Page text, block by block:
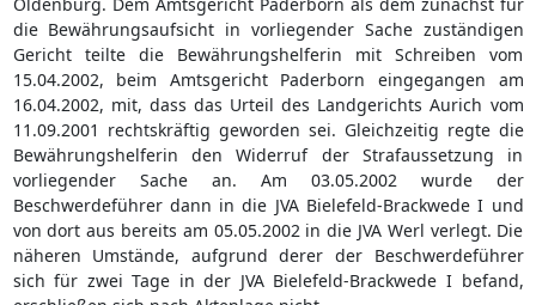
die Bewährungsaufsicht in vorliegender Sache zuständigen
Gericht teilte die Bewährungshelferin mit Schreiben vom
15.04.2002, beim Amtsgericht Paderborn eingegangen am
16.04.2002, mit, dass das Urteil des Landgerichts Aurich vom
11.09.2001 rechtskräftig geworden sei. Gleichzeitig regte die
Bewährungshelferin den Widerruf der Strafaussetzung in
vorliegender Sache an. Am 03.05.2002 wurde der
Beschwerdeführer dann in die JVA Bielefeld-Brackwede I und
von dort aus bereits am 05.05.2002 in die JVA Werl verlegt. Die
näheren Umstände, aufgrund derer der Beschwerdeführer
sich für zwei Tage in der JVA Bielefeld-Brackwede I befand,